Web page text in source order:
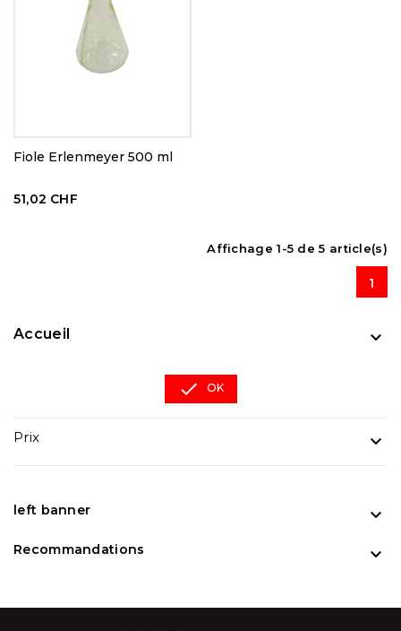
Fiole Erlenmeyer 500 ml
51,02 CHF
Affichage 1-5 de 5 article(s)
1
Accueil 
 OK
Prix 
left banner 
Recommandations 